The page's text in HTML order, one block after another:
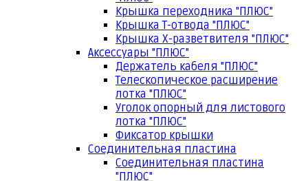
Крышка переходника "ПЛЮС"
Крышка Т-отвода "ПЛЮС"
Крышка Х-разветвителя "ПЛЮС"
Аксессуары "ПЛЮС"
Держатель кабеля "ПЛЮС"
Телескопическое расширение
лотка "ПЛЮС"
Уголок опорный для листового
лотка "ПЛЮС"
Фиксатор крышки
Соединительная пластина
Соединительная пластина
"ПЛЮС"